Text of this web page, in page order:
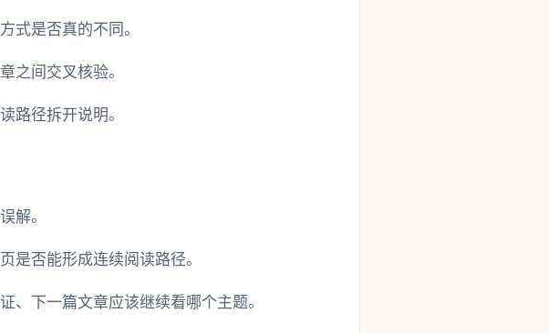
式是否真的不同。
之间交叉核验。
路径拆开说明。
解。
是否能形成连续阅读路径。
、下一篇文章应该继续看哪个主题。